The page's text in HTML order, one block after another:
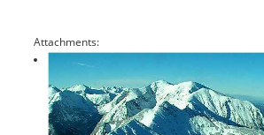
Attachments: